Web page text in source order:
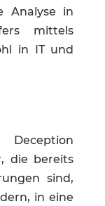
Analyse in
mittels
in IT und
die bereits
sind,
in eine